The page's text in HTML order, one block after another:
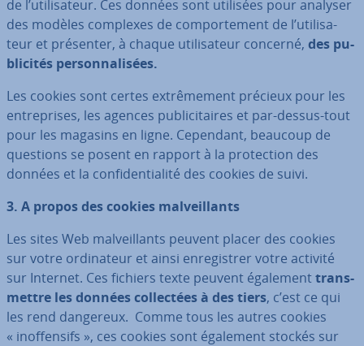
de l’uti­li­sa­teur. Ces données sont utilisées pour analyser
des modèles complexes de com­por­te­ment de l’uti­li­sa­
teur et présenter, à chaque uti­li­sa­teur concerné, des pu­
bli­ci­tés per­son­na­li­sées.
Les cookies sont certes ex­trê­me­ment précieux pour les
en­tre­prises, les agences pu­bli­ci­taires et par-dessus-tout
pour les magasins en ligne. Cependant, beaucoup de
questions se posent en rapport à la pro­tec­tion des
données et la con­fi­den­tia­lité des cookies de suivi.
3. A propos des cookies mal­veil­lants
Les sites Web mal­veil­lants peuvent placer des cookies
sur votre or­di­na­teur et ainsi en­re­gis­trer votre activité
sur Internet. Ces fichiers texte peuvent égalementtrans­
mettre les données col­lec­tées à des tiers, c’est ce qui
les rend dangereux. Comme tous les autres cookies
« inof­fen­sifs », ces cookies sont également stockés sur